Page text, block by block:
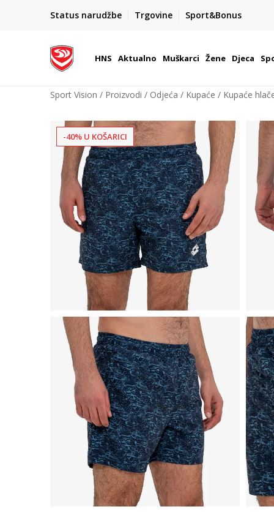
Status narudžbe Trgovine Sport&Bonus
BOX NOW
Dostava 1,50 €
| Više od 800 paketomata u
HNS Aktualno Muškarci Žene Djeca
Sport Vision Proizvodi Odjeća Kupaće Kupaće
-40% U KOŠARICI